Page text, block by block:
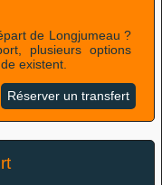
de Longjumeau ?
plusieurs options
existent.
Réserver un transfert